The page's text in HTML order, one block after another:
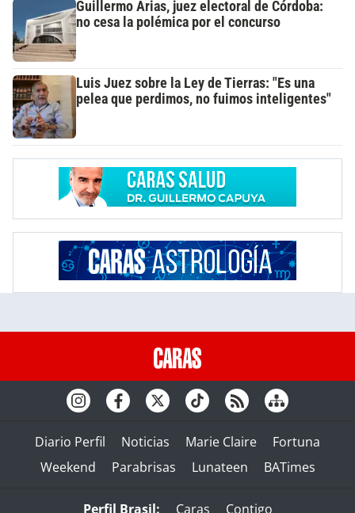
Guillermo Arias, juez electoral de Córdoba:
no cesa la polémica por el concurso
Luis Juez sobre la Ley de Tierras: "Es una
pelea que perdimos, no fuimos inteligentes"
Diario Perfil Noticias Marie Claire
Fortuna
Weekend
Parabrisas Lunateen BATimes
Perfil Brasil: Caras Contigo